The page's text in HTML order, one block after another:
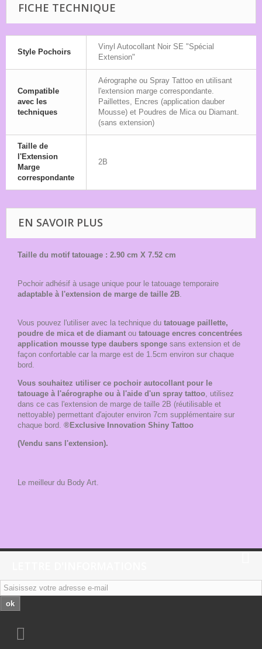
FICHE TECHNIQUE
Style Pochoirs
Vinyl Autocollant Noir SE "Spécial
Extension"
Compatible
avec les
techniques
Aérographe ou Spray Tattoo en utilisant
l'extension marge correspondante.
Paillettes, Encres (application dauber
Mousse) et Poudres de Mica ou Diamant.
(sans extension)
Taille de
l'Extension
Marge
correspondante
2B
EN SAVOIR PLUS
Taille du motif tatouage : 2.90 cm X 7.52 cm
Pochoir adhésif à usage unique pour le tatouage temporaire
adaptable à l'extension de marge de taille 2B.
Vous pouvez l'utiliser avec la technique du tatouage paillette,
poudre de mica et de diamant ou tatouage encres concentrées
application mousse type daubers sponge sans extension et de
façon confortable car la marge est de 1.5cm environ sur chaque
bord.
Vous souhaitez utiliser ce pochoir autocollant pour le
tatouage à l'aérographe ou à l'aide d'un spray tattoo, utilisez
dans ce cas l'extension de marge de taille 2B (réutilisable et
nettoyable) permettant d'ajouter environ 7cm supplémentaire sur
chaque bord. ®Exclusive Innovation Shiny Tattoo
(Vendu sans l'extension).
Le meilleur du Body Art.
ok